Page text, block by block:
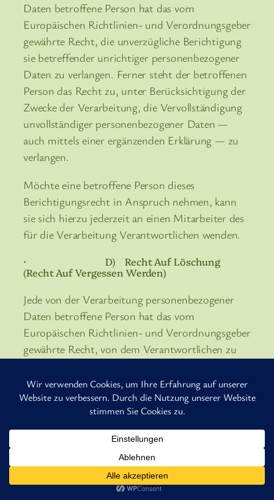
Daten betroffene Person hat das vom
Europäischen Richtlinien- und Verordnungsgeber
gewährte Recht, die unverzügliche Berichtigung
sie betreffender unrichtiger personenbezogener
Daten zu verlangen. Ferner steht der betroffenen
Person das Recht zu, unter Berücksichtigung der
Zwecke der Verarbeitung, die Vervollständigung
unvollständiger personenbezogener Daten —
auch mittels einer ergänzenden Erklärung — zu
verlangen.
Möchte eine betroffene Person dieses
Berichtigungsrecht in Anspruch nehmen, kann
sie sich hierzu jederzeit an einen Mitarbeiter des
für die Verarbeitung Verantwortlichen wenden.
· D) Recht Auf Löschung
(Recht Auf Vergessen Werden)
Jede von der Verarbeitung personenbezogener
Daten betroffene Person hat das vom
Europäischen Richtlinien- und Verordnungsgeber
gewährte Recht, von dem Verantwortlichen zu
personenbezogenen Daten unverzüglich gelöscht
werden, sofern einer der folgenden Gründe
zutrifft und soweit die Verarbeitung nicht
erforderlich ist:
Die personenbezogenen Daten wurden für
solche Zwecke erhoben oder auf sonstige
Weise verarbeitet, für welche sie nicht mehr
Diese Website benutzt Cookies. Wenn du die Website weiter
nutzt, gehen wir von deinem Einverständnis aus.
OK